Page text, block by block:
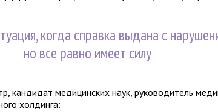
когда справка выдана с
но все равно имеет силу
кандидат медицинских наук, руководитель
холдинга: